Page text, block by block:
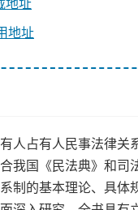
地址
地址
人占有人民事法律关
我国《民法典》和司
制的基本理论、具体